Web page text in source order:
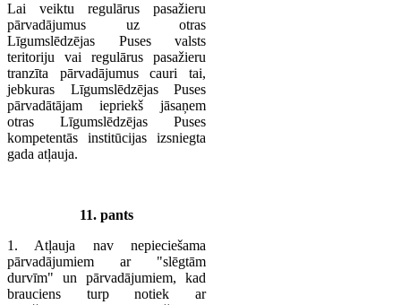
Lai veiktu regulārus pasažieru
pārvadājumus uz otras
Līgumslēdzējas Puses valsts
teritoriju vai regulārus pasažieru
tranzīta pārvadājumus cauri tai,
jebkuras Līgumslēdzējas Puses
pārvadātājam iepriekš jāsaņem
otras Līgumslēdzējas Puses
kompetentās institūcijas izsniegta
gada atļauja.
11. pants
1. Atļauja nav nepieciešama
pārvadājumiem ar "slēgtām
durvīm" un pārvadājumiem, kad
brauciens turp notiek ar